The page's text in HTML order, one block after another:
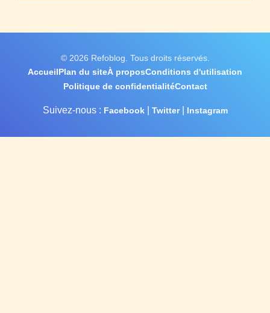
© 2026 Refoblog. Tous droits réservés.
AccueilPlan du siteÀ proposConditions d'utilisation
Politique de confidentialitéContact
Suivez-nous : Facebook| Twitter| Instagram